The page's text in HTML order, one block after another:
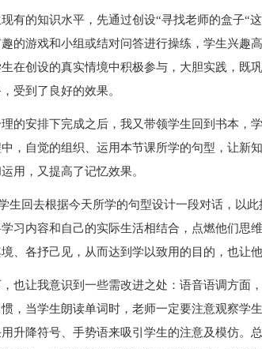
有的知识水平，先通过创设“寻找老师的盒子“
的游戏和小组或结对问答进行操练，学生兴趣
在创设的真实情境中积极参与，大胆实践，既
受到了良好的效果。
的安排下完成之后，我又带领学生回到书本，
，自觉的组织、运用本节课所学的句型，让新
用，又提高了记忆效果。
生回去根据今天所学的句型设计一段对话，以
习内容和自己的实际生活相结合，点燃他们思
、各抒己见，从而达到学以致用的目的，也让
也让我意识到一些需改进之处：语音语调方面
，当学生朗读单词时，老师一定要注意观察学
升降符号、手势语来吸引学生的注意及模仿。